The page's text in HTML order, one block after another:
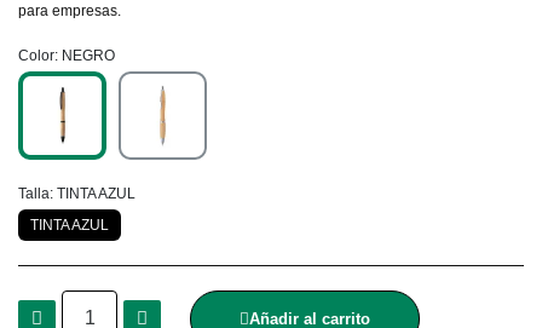
para empresas.
Color NEGRO
Talla TINTA AZUL
TINTA AZUL
Añadir al carrito